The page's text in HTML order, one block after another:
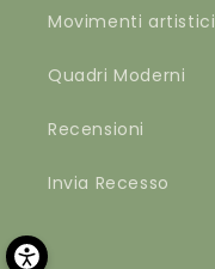
Movimenti artistici
Quadri Moderni
Recensioni
Invia Recesso